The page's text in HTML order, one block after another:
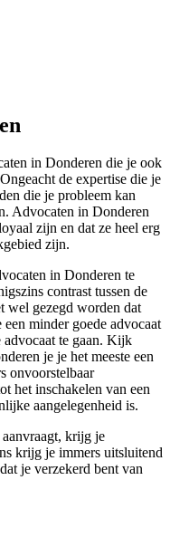
in Donderen die je ook
de expertise die je
die je probleem kan
Advocaten in Donderen
zijn en dat ze heel erg
zijn.
in Donderen te
contrast tussen de
wel gezegd worden dat
minder goede advocaat
advocaat te gaan. Kijk
je je het meeste een
onvoorstelbaar
het inschakelen van een
aangelegenheid is.
krijg je
krijg je immers uitsluitend
je verzekerd bent van